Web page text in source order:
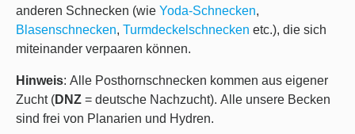
anderen Schnecken (wie Yoda-Schnecken,
Blasenschnecken, Turmdeckelschnecken etc.), die sich
miteinander verpaaren können.
Hinweis: Alle Posthornschnecken kommen aus eigener
Zucht (DNZ = deutsche Nachzucht). Alle unsere Becken
sind frei von Planarien und Hydren.